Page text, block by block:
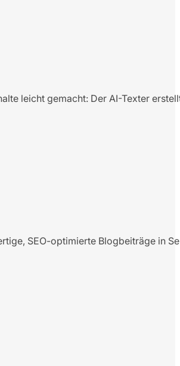
leicht gemacht: Der AI-Texter
SEO-optimierte Blogbeiträge in